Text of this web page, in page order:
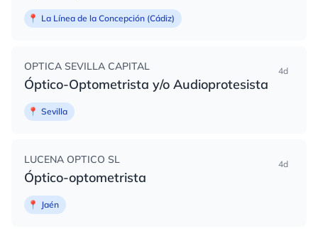
📍 La Línea de la Concepción (Cádiz)
OPTICA SEVILLA CAPITAL
Óptico-Optometrista y/o Audioprotesista
4d
📍 Sevilla
LUCENA OPTICO SL
Óptico-optometrista
4d
📍 Jaén